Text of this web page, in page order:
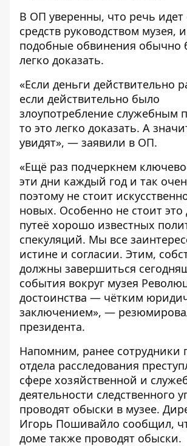
В ОП уверенны, что речь
средств руководством музея,
подобные обвинения обычно
легко доказать.
«Если деньги действительно
если действительно было
злоупотребление служебным
то это легко доказать. А
увидят», — заявили в ОП.
«Ещё раз подчеркнем
эти дни каждый год и так
поэтому не стоит
новых. Особенно не стоит это
путеё хорошо известных
спекуляций. Мы все
истине и согласии. Этим,
должны завершиться
события вокруг музея
достоинства — чётким
заключением», —
президента.
Напомним, ранее сотрудники
отдела расследования
сфере хозяйственной и
деятельности следственного
проводят обыски в музее.
Игорь Пошивайло сообщил,
доме также проводят обыски.